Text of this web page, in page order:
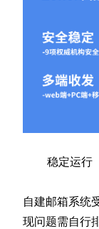
稳定运行
自建邮箱系统
现问题需自行